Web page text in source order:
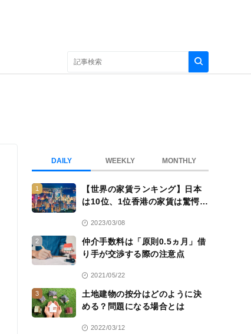
DAILY WEEKLY MONTHLY
1
【世界の家賃ランキング】日本
は10位、1位香港の家賃は驚愕
2023/03/08
2
仲介手数料は「原則0.5ヵ月」借
り手が交渉する際の注意点
2021/05/22
3
土地建物の按分はどのように決
める？問題になる場合とは
2022/03/12